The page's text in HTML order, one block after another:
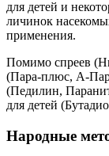
для детей и
личинок
применения.
Помимо спреев
(Пара-плюс, А-
(Педилин,
для детей
Народные